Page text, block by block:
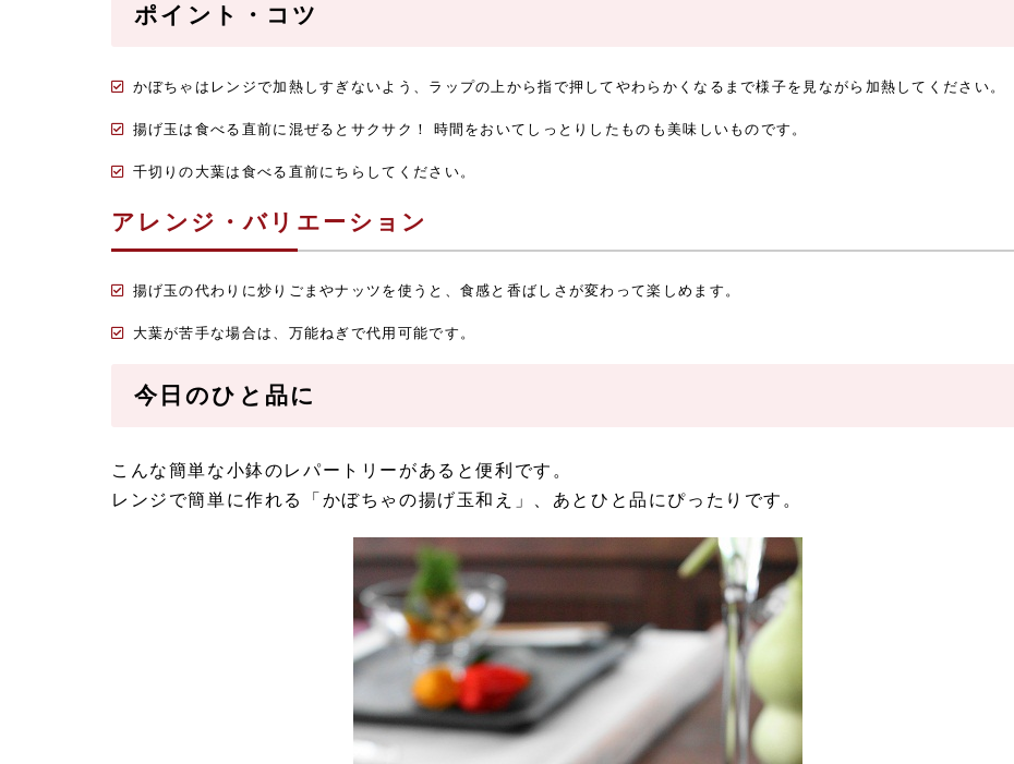
ポイント・コツ
かぼちゃはレンジで加熱しすぎないよう、ラップの上から指で押してやわらかくなるまで様子を見ながら加熱してください。
揚げ玉は食べる直前に混ぜるとサクサク！ 時間をおいてしっとりしたものも美味しいものです。
千切りの大葉は食べる直前にちらしてください。
アレンジ・バリエーション
揚げ玉の代わりに炒りごまやナッツを使うと、食感と香ばしさが変わって楽しめます。
大葉が苦手な場合は、万能ねぎで代用可能です。
今日のひと品に
こんな簡単な小鉢のレパートリーがあると便利です。
レンジで簡単に作れる「かぼちゃの揚げ玉和え」、あとひと品にぴったりです。